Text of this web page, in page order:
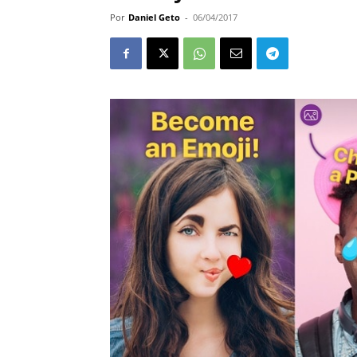
Por Daniel Geto - 06/04/2017